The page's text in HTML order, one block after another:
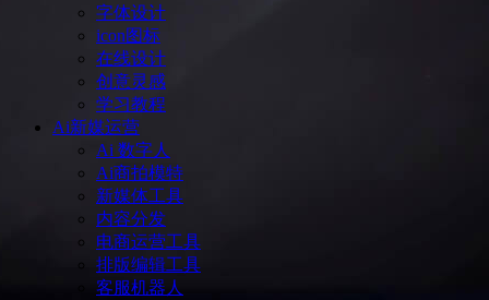
字体设计
icon图标
在线设计
创意灵感
学习教程
Ai新媒运营
Ai 数字人
Ai商拍模特
新媒体工具
内容分发
电商运营工具
排版编辑工具
客服机器人